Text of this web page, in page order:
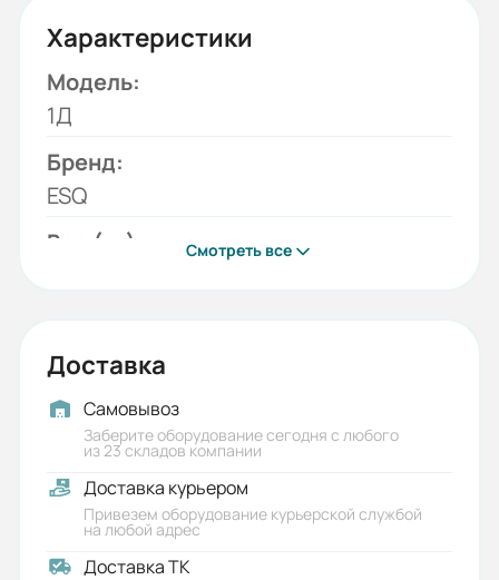
Характеристики
Модель:
1Д
Бренд:
ESQ
Вес (кг):
0.11x0.11x0.005
Смотреть все
Доставка
Самовывоз
Заберите оборудование сегодня с любого
из 23 складов компании
Доставка курьером
Привезем оборудование курьерской службой
на любой адрес
Доставка ТК